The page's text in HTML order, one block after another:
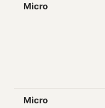
Micro
Micro